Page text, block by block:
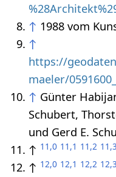
↑ 1988 vom
↑
https://
maeler/
↑ Günter
Schubert,
und Gerd E.
↑ 11,0 11,1 11,2 11,3
↑ 12,0 12,1 12,2 12,3